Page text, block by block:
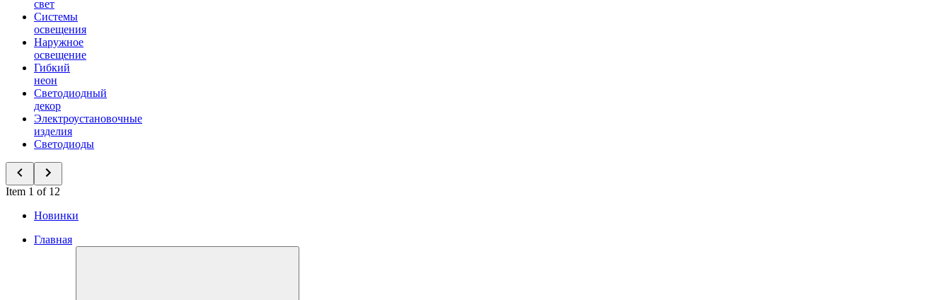
свет
Системы
освещения
Наружное
освещение
Гибкий
неон
Светодиодный
декор
Электроустановочные
изделия
Светодиоды
Item 1 of 12
Новинки
Главная